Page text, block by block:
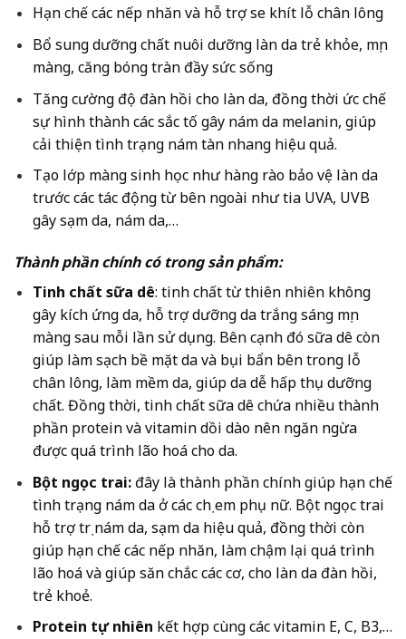
Hạn chế các nếp nhăn và hỗ trợ se khít lỗ chân lông
Bổ sung dưỡng chất nuôi dưỡng làn da trẻ khỏe, mịn
màng, căng bóng tràn đầy sức sống
Tăng cường độ đàn hồi cho làn da, đồng thời ức chế
sự hình thành các sắc tố gây nám da melanin, giúp
cải thiện tình trạng nám tàn nhang hiệu quả.
Tạo lớp màng sinh học như hàng rào bảo vệ làn da
trước các tác động từ bên ngoài như tia UVA, UVB
gây sạm da, nám da,…
Thành phần chính có trong sản phẩm:
Tinh chất sữa dê: tinh chất từ thiên nhiên không
gây kích ứng da, hỗ trợ dưỡng da trắng sáng mịn
màng sau mỗi lần sử dụng. Bên cạnh đó sữa dê còn
giúp làm sạch bề mặt da và bụi bẩn bên trong lỗ
chân lông, làm mềm da, giúp da dễ hấp thụ dưỡng
chất. Đồng thời, tinh chất sữa dê chứa nhiều thành
phần protein và vitamin dồi dào nên ngăn ngừa
được quá trình lão hoá cho da.
Bột ngọc trai:đây là thành phần chính giúp hạn chế
tình trạng nám da ở các chị em phụ nữ. Bột ngọc trai
hỗ trợ trị nám da, sạm da hiệu quả, đồng thời còn
giúp hạn chế các nếp nhăn, làm chậm lại quá trình
lão hoá và giúp săn chắc các cơ, cho làn da đàn hồi,
trẻ khoẻ.
Protein tự nhiên kết hợp cùng các vitamin E, C, B3,…